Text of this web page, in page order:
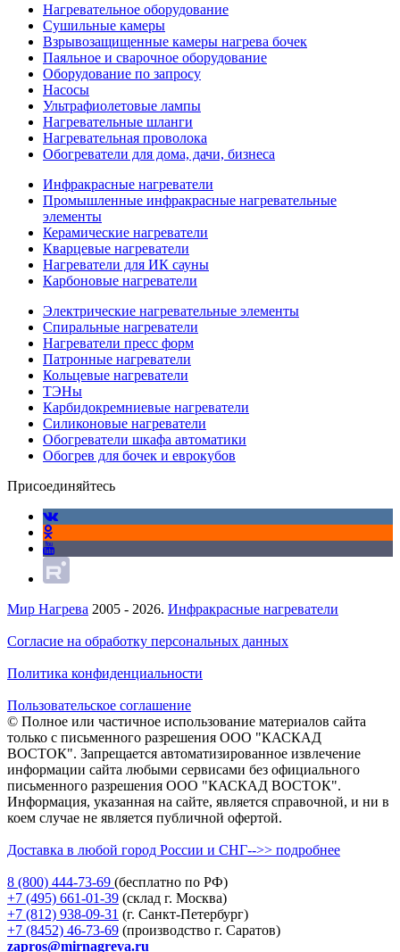
Нагревательное оборудование
Сушильные камеры
Взрывозащищенные камеры нагрева бочек
Паяльное и сварочное оборудование
Оборудование по запросу
Насосы
Ультрафиолетовые лампы
Нагревательные шланги
Нагревательная проволока
Обогреватели для дома, дачи, бизнеса
Инфракрасные нагреватели
Промышленные инфракрасные нагревательные
элементы
Керамические нагреватели
Кварцевые нагреватели
Нагреватели для ИК сауны
Карбоновые нагреватели
Электрические нагревательные элементы
Спиральные нагреватели
Нагреватели пресс форм
Патронные нагреватели
Кольцевые нагреватели
ТЭНы
Карбидокремниевые нагреватели
Силиконовые нагреватели
Обогреватели шкафа автоматики
Обогрев для бочек и еврокубов
Присоединяйтесь
Мир Нагрева 2005 - 2026. Инфракрасные нагреватели
Согласие на обработку персональных данных
Политика конфиденциальности
Пользовательское соглашение
© Полное или частичное использование материалов сайта
только с письменного разрешения ООО "КАСКАД
ВОСТОК". Запрещается автоматизированное извлечение
информации сайта любыми сервисами без официального
письменного разрешения ООО "КАСКАД ВОСТОК".
Информация, указанная на сайте, является справочной, и ни в
коем случае не является публичной офертой.
Доставка в любой город России и СНГ-->> подробнее
8 (800) 444-73-69 (бесплатно по РФ)
+7 (495) 661-01-39 (склад г. Москва)
+7 (812) 938-09-31 (г. Санкт-Петербург)
+7 (8452) 46-73-69 (производство г. Саратов)
zapros@mirnagreva.ru